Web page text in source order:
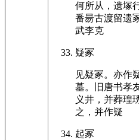
何所从，遗塚
番昜古渡留遗
武李克
疑冢
见疑冢。亦作
墓。旧唐书孝
义井，并葬瑝
之，并作疑
起冢